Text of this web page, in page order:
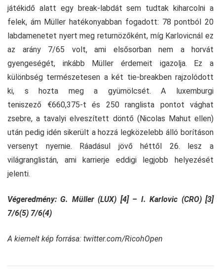
játékidő alatt egy break-labdát sem tudtak kiharcolni a
felek, ám Müller hatékonyabban fogadott: 78 pontból 20
labdamenetet nyert meg returnözőként, míg Karlovicnál ez
az arány 7/65 volt, ami elsősorban nem a horvát
gyengeségét, inkább Müller érdemeit igazolja. Ez a
különbség természetesen a két tie-breakben rajzolódott
ki, s hozta meg a gyümölcsét. A luxemburgi
teniszező €660,375-t és 250 ranglista pontot vághat
zsebre, a tavalyi elveszített döntő (Nicolas Mahut ellen)
után pedig idén sikerült a hozzá legközelebb álló borításon
versenyt nyernie. Ráadásul jövő héttől 26. lesz a
világranglistán, ami karrierje eddigi legjobb helyezését
jelenti.
Végeredmény: G. Müller (LUX) [4] – I. Karlovic (CRO) [3]
7/6(5) 7/6(4)
A kiemelt kép forrása: twitter.com/RicohOpen